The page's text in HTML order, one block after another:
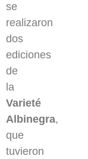
se
realizaron
dos
ediciones
de
la
Varieté
Albinegra,
que
tuvieron